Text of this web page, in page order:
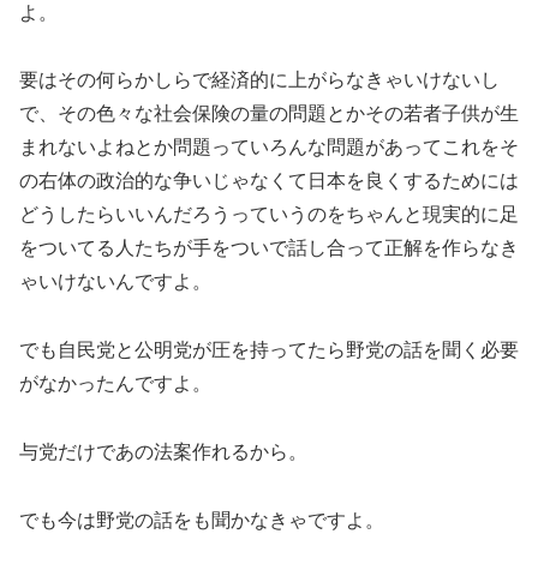
よ。
要はその何らかしらで経済的に上がらなきゃいけないし
で、その色々な社会保険の量の問題とかその若者子供が生
まれないよねとか問題っていろんな問題があってこれをそ
の右体の政治的な争いじゃなくて日本を良くするためには
どうしたらいいんだろうっていうのをちゃんと現実的に足
をついてる人たちが手をついで話し合って正解を作らなき
ゃいけないんですよ。
でも自民党と公明党が圧を持ってたら野党の話を聞く必要
がなかったんですよ。
与党だけであの法案作れるから。
でも今は野党の話をも聞かなきゃですよ。